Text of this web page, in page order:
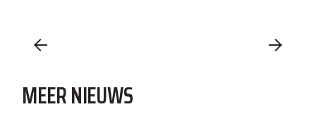
MEER NIEUWS